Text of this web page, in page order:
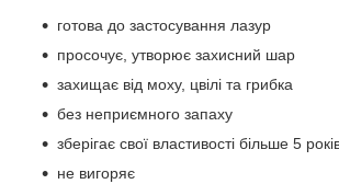
готова до застосування лазур
просочує, утворює захисний шар
захищає від моху, цвілі та грибка
без неприємного запаху
зберігає свої властивості більше 5
не вигоряє